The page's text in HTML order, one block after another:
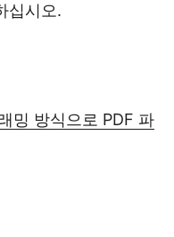
십시오.
밍 방식으로 PDF 파